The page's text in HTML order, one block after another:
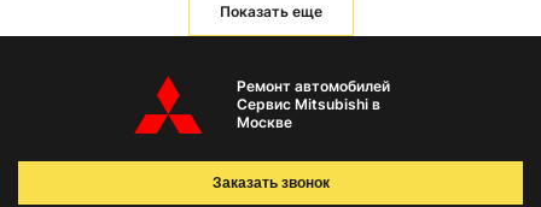
Показать еще
Ремонт автомобилей
Сервис Mitsubishi в
Москве
Заказать звонок